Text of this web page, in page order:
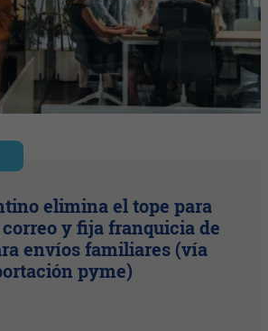
elimina el tope para
y fija franquicia de
envíos familiares (vía
pyme)